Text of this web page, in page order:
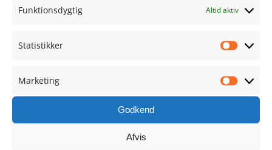
Funktionsdygtig Altid aktiv
Statistikker
Marketing
Godkend
Afvis
marts 2024